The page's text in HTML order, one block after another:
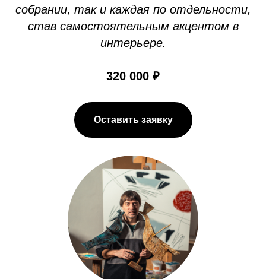
собрании, так и каждая по отдельности,
став самостоятельным акцентом в
интерьере.
320 000 ₽
Оставить заявку